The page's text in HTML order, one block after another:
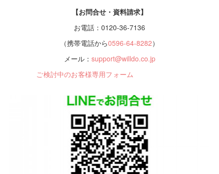
【お問合せ・資料請求】
お電話：0120-36-7136
（携帯電話から0596-64-8282）
メール： support@willdo.co.jp
ご検討中のお客様専用フォーム